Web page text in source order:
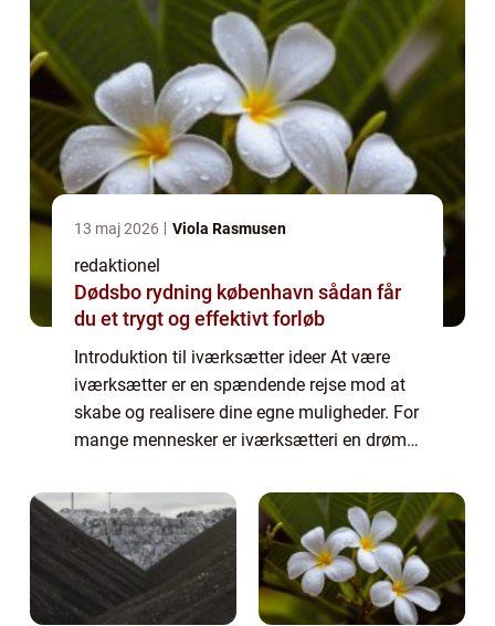
13 maj 2026 Viola Rasmusen
redaktionel
Dødsbo rydning københavn sådan får
du et trygt og effektivt forløb
Introduktion til iværksætter ideer At være
iværksætter er en spændende rejse mod at
skabe og realisere dine egne muligheder. For
mange mennesker er iværksætteri en drøm,
deres egen virksomhed. Men hvad er...